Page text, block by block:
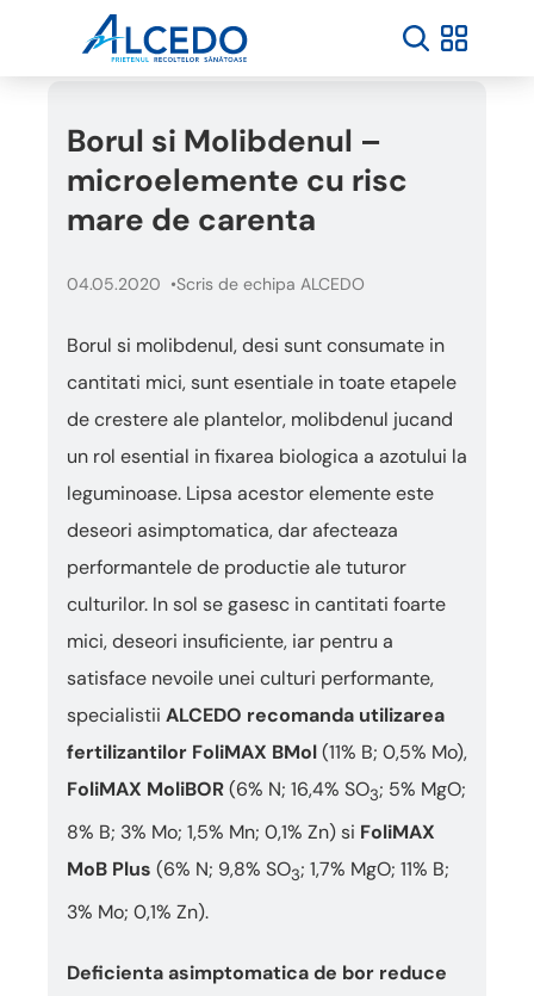
Borul si Molibdenul –
microelemente cu risc
mare de carenta
04.05.2020 Scris de echipa ALCEDO
Borul si molibdenul, desi sunt consumate in
cantitati mici, sunt esentiale in toate etapele
de crestere ale plantelor, molibdenul jucand
un rol esential in fixarea biologica a azotului la
leguminoase. Lipsa acestor elemente este
deseori asimptomatica, dar afecteaza
performantele de productie ale tuturor
culturilor. In sol se gasesc in cantitati foarte
mici, deseori insuficiente, iar pentru a
satisface nevoile unei culturi performante,
specialistii ALCEDO recomanda utilizarea
fertilizantilor FoliMAX BMol(11% B; 0,5% Mo),
FoliMAX MoliBOR(6% N; 16,4% SO3; 5% MgO;
8% B; 3% Mo; 1,5% Mn; 0,1% Zn)si FoliMAX
MoB Plus (6% N; 9,8% SO3; 1,7% MgO; 11% B;
3% Mo; 0,1% Zn).
Deficienta asimptomatica de bor reduce